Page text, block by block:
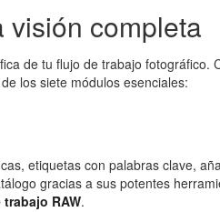
visión completa
de tu flujo de trabajo
los siete módulos esenciales:
etiquetas con palabras clave,
gracias a sus potentes
RAW.